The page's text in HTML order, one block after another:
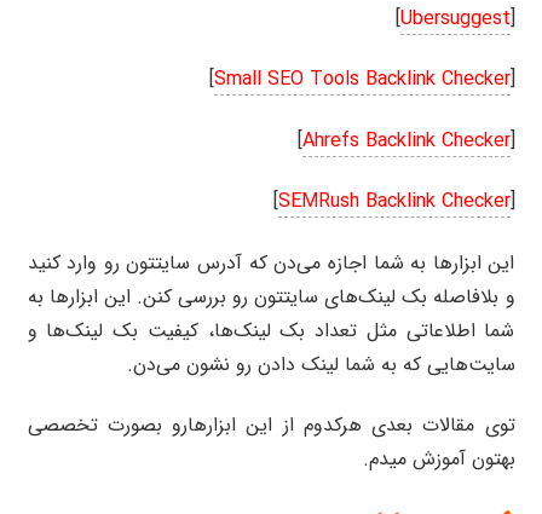
[
Ubersuggest
]
[
Small SEO Tools Backlink Checker
]
[
Ahrefs Backlink Checker
]
[
SEMRush Backlink Checker
]
این ابزارها به شما اجازه می‌دن که آدرس سایتتون رو وارد کنید
و بلافاصله بک لینک‌های سایتتون رو بررسی کنن. این ابزارها به
شما اطلاعاتی مثل تعداد بک لینک‌ها، کیفیت بک لینک‌ها و
سایت‌هایی که به شما لینک دادن رو نشون می‌دن.
توی مقالات بعدی هرکدوم از این ابزارهارو بصورت تخصصی
بهتون آموزش میدم.